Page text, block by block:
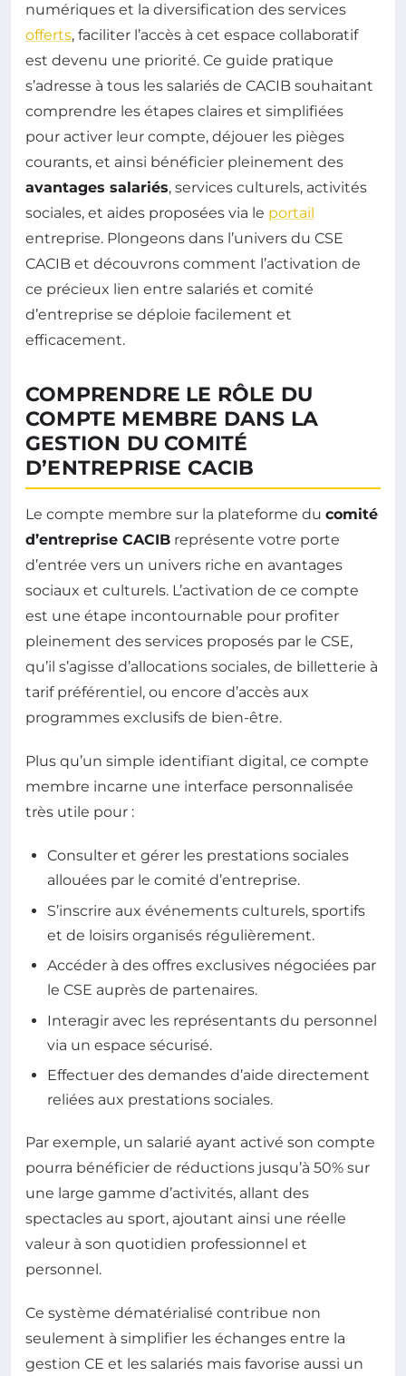
numériques et la diversification des services
offerts, faciliter l’accès à cet espace collaboratif
est devenu une priorité. Ce guide pratique
s’adresse à tous les salariés de CACIB souhaitant
comprendre les étapes claires et simplifiées
pour activer leur compte, déjouer les pièges
courants, et ainsi bénéficier pleinement des
avantages salariés, services culturels, activités
sociales, et aides proposées via le portail
entreprise. Plongeons dans l’univers du CSE
CACIB et découvrons comment l’activation de
ce précieux lien entre salariés et comité
d’entreprise se déploie facilement et
efficacement.
COMPRENDRE LE RÔLE DU
COMPTE MEMBRE DANS LA
GESTION DU COMITÉ
D’ENTREPRISE CACIB
Le compte membre sur la plateforme du comité
d’entreprise CACIB représente votre porte
d’entrée vers un univers riche en avantages
sociaux et culturels. L’activation de ce compte
est une étape incontournable pour profiter
pleinement des services proposés par le CSE,
qu’il s’agisse d’allocations sociales, de billetterie à
tarif préférentiel, ou encore d’accès aux
programmes exclusifs de bien-être.
Plus qu’un simple identifiant digital, ce compte
membre incarne une interface personnalisée
très utile pour :
Consulter et gérer les prestations sociales
allouées par le comité d’entreprise.
S’inscrire aux événements culturels, sportifs
et de loisirs organisés régulièrement.
Accéder à des offres exclusives négociées par
le CSE auprès de partenaires.
Interagir avec les représentants du personnel
via un espace sécurisé.
Effectuer des demandes d’aide directement
reliées aux prestations sociales.
Par exemple, un salarié ayant activé son compte
pourra bénéficier de réductions jusqu’à 50% sur
une large gamme d’activités, allant des
spectacles au sport, ajoutant ainsi une réelle
valeur à son quotidien professionnel et
personnel.
Ce système dématérialisé contribue non
seulement à simplifier les échanges entre la
gestion CE et les salariés mais favorise aussi un